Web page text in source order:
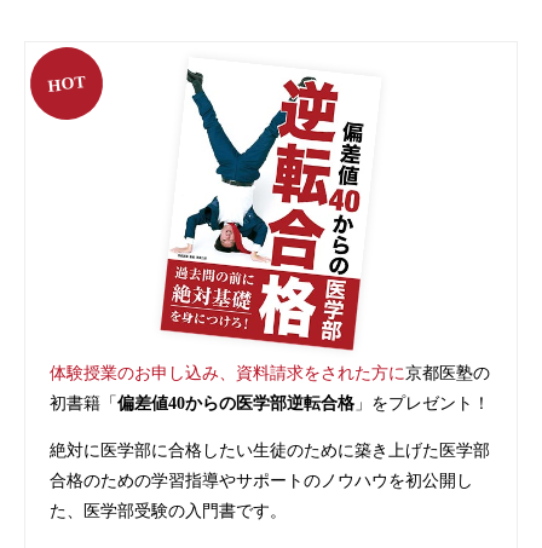
HOT
体験授業のお申し込み、資料請求をされた方に京都医塾の
初書籍「 偏差値40からの医学部逆転合格 」をプレゼント！
絶対に医学部に合格したい生徒のために築き上げた医学部
合格のための学習指導やサポートのノウハウを初公開し
た、医学部受験の入門書です。